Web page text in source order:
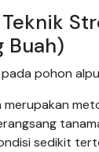
Buah)
pohon
merupakan
sedikit